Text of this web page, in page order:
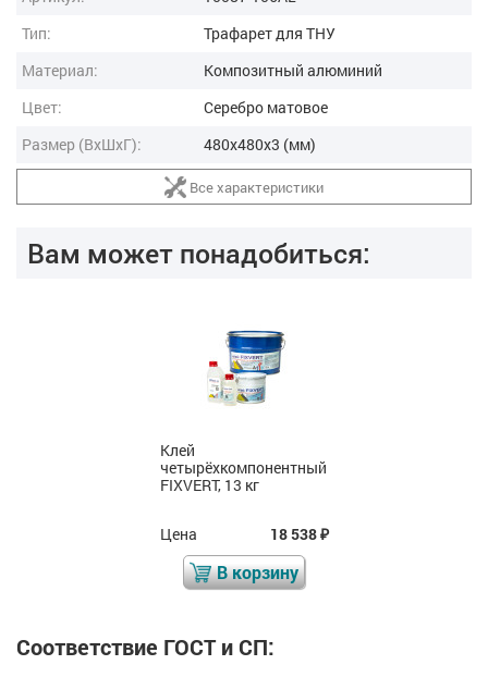
Тип:
Трафарет для ТНУ
Материал:
Композитный алюминий
Цвет:
Серебро матовое
Размер (ВxШxГ):
480x480x3 (мм)
Все характеристики
Вам может понадобиться:
Клей
четырёхкомпонентный
FIXVERT, 13 кг
Цена 18 538₽
В корзину
Соответствие ГОСТ и СП: